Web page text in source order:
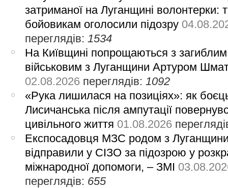
затриманої на Луганщині волонтерки:
бойовикам оголосили підозру
переглядів: 1534
На Київщині попрощаються з загиблим
військовим з Луганщини Артуром
02.08.2026 переглядів: 1092
«Рука лишилася на позиціях»: як
Лисичанська після ампутації
цивільного життя 01.08.2026
Експосадовця МЗС родом з
відправили у СІЗО за підозрою у
міжнародної допомоги, – ЗМІ
переглядів: 655